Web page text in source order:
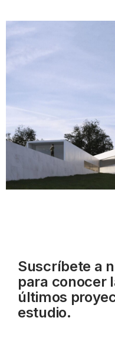
Suscríbete a
para conocer
últimos
estudio.